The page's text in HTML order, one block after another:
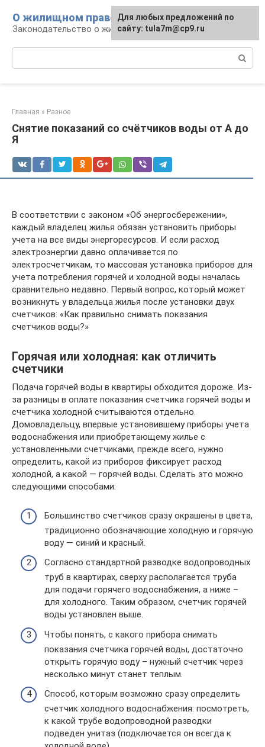
контенту
О жилищном праве
Законодательство о жилье и земле
Главная » Разное
Снятие показаний со счётчиков воды от А до
Я
В соответствии с законом «Об энергосбережении»,
каждый владелец жилья обязан установить приборы
учета на все виды энергоресурсов. И если расход
электроэнергии давно оплачивается по
электросчетчикам, то массовая установка приборов для
учета потребления горячей и холодной воды началась
сравнительно недавно. Первый вопрос, который может
возникнуть у владельца жилья после установки двух
счетчиков: «Как правильно снимать показания
счетчиков воды?»
Горячая или холодная: как отличить
счетчики
Подача горячей воды в квартиры обходится дороже. Из-
за разницы в оплате показания счетчика горячей воды и
счетчика холодной считываются отдельно.
Домовладельцу, впервые установившему приборы учета
водоснабжения или приобретающему жилье с
установленными счетчиками, прежде всего, нужно
определить, какой из приборов фиксирует расход
холодной, а какой — горячей воды. Сделать это можно
следующими способами:
Большинство счетчиков сразу окрашены в цвета,
традиционно обозначающие холодную и горячую
воду — синий и красный.
Согласно стандартной разводке водопроводных
труб в квартирах, сверху располагается труба
для подачи горячего водоснабжения, а ниже –
для холодного. Таким образом, счетчик горячей
воды установлен выше.
Чтобы понять, с какого прибора снимать
показания счетчика горячей воды, достаточно
открыть горячую воду – нужный счетчик через
несколько минут станет теплым.
Способ, которым возможно сразу определить
счетчик холодного водоснабжения: посмотреть,
к какой трубе водопроводной разводки
подведен унитаз (подключается он всегда к
Для любых предложений по
сайту: tula7m@cp9.ru